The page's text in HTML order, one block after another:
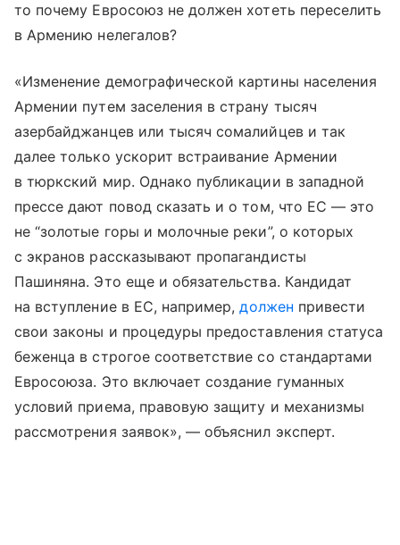
то почему Евросоюз не должен хотеть переселить
в Армению нелегалов?
«Изменение демографической картины населения
Армении путем заселения в страну тысяч
азербайджанцев или тысяч сомалийцев и так
далее только ускорит встраивание Армении
в тюркский мир. Однако публикации в западной
прессе дают повод сказать и о том, что ЕС — это
не “золотые горы и молочные реки”, о которых
с экранов рассказывают пропагандисты
Пашиняна. Это еще и обязательства. Кандидат
на вступление в ЕС, например,должен привести
свои законы и процедуры предоставления статуса
беженца в строгое соответствие со стандартами
Евросоюза. Это включает создание гуманных
условий приема, правовую защиту и механизмы
рассмотрения заявок», — объяснил эксперт.